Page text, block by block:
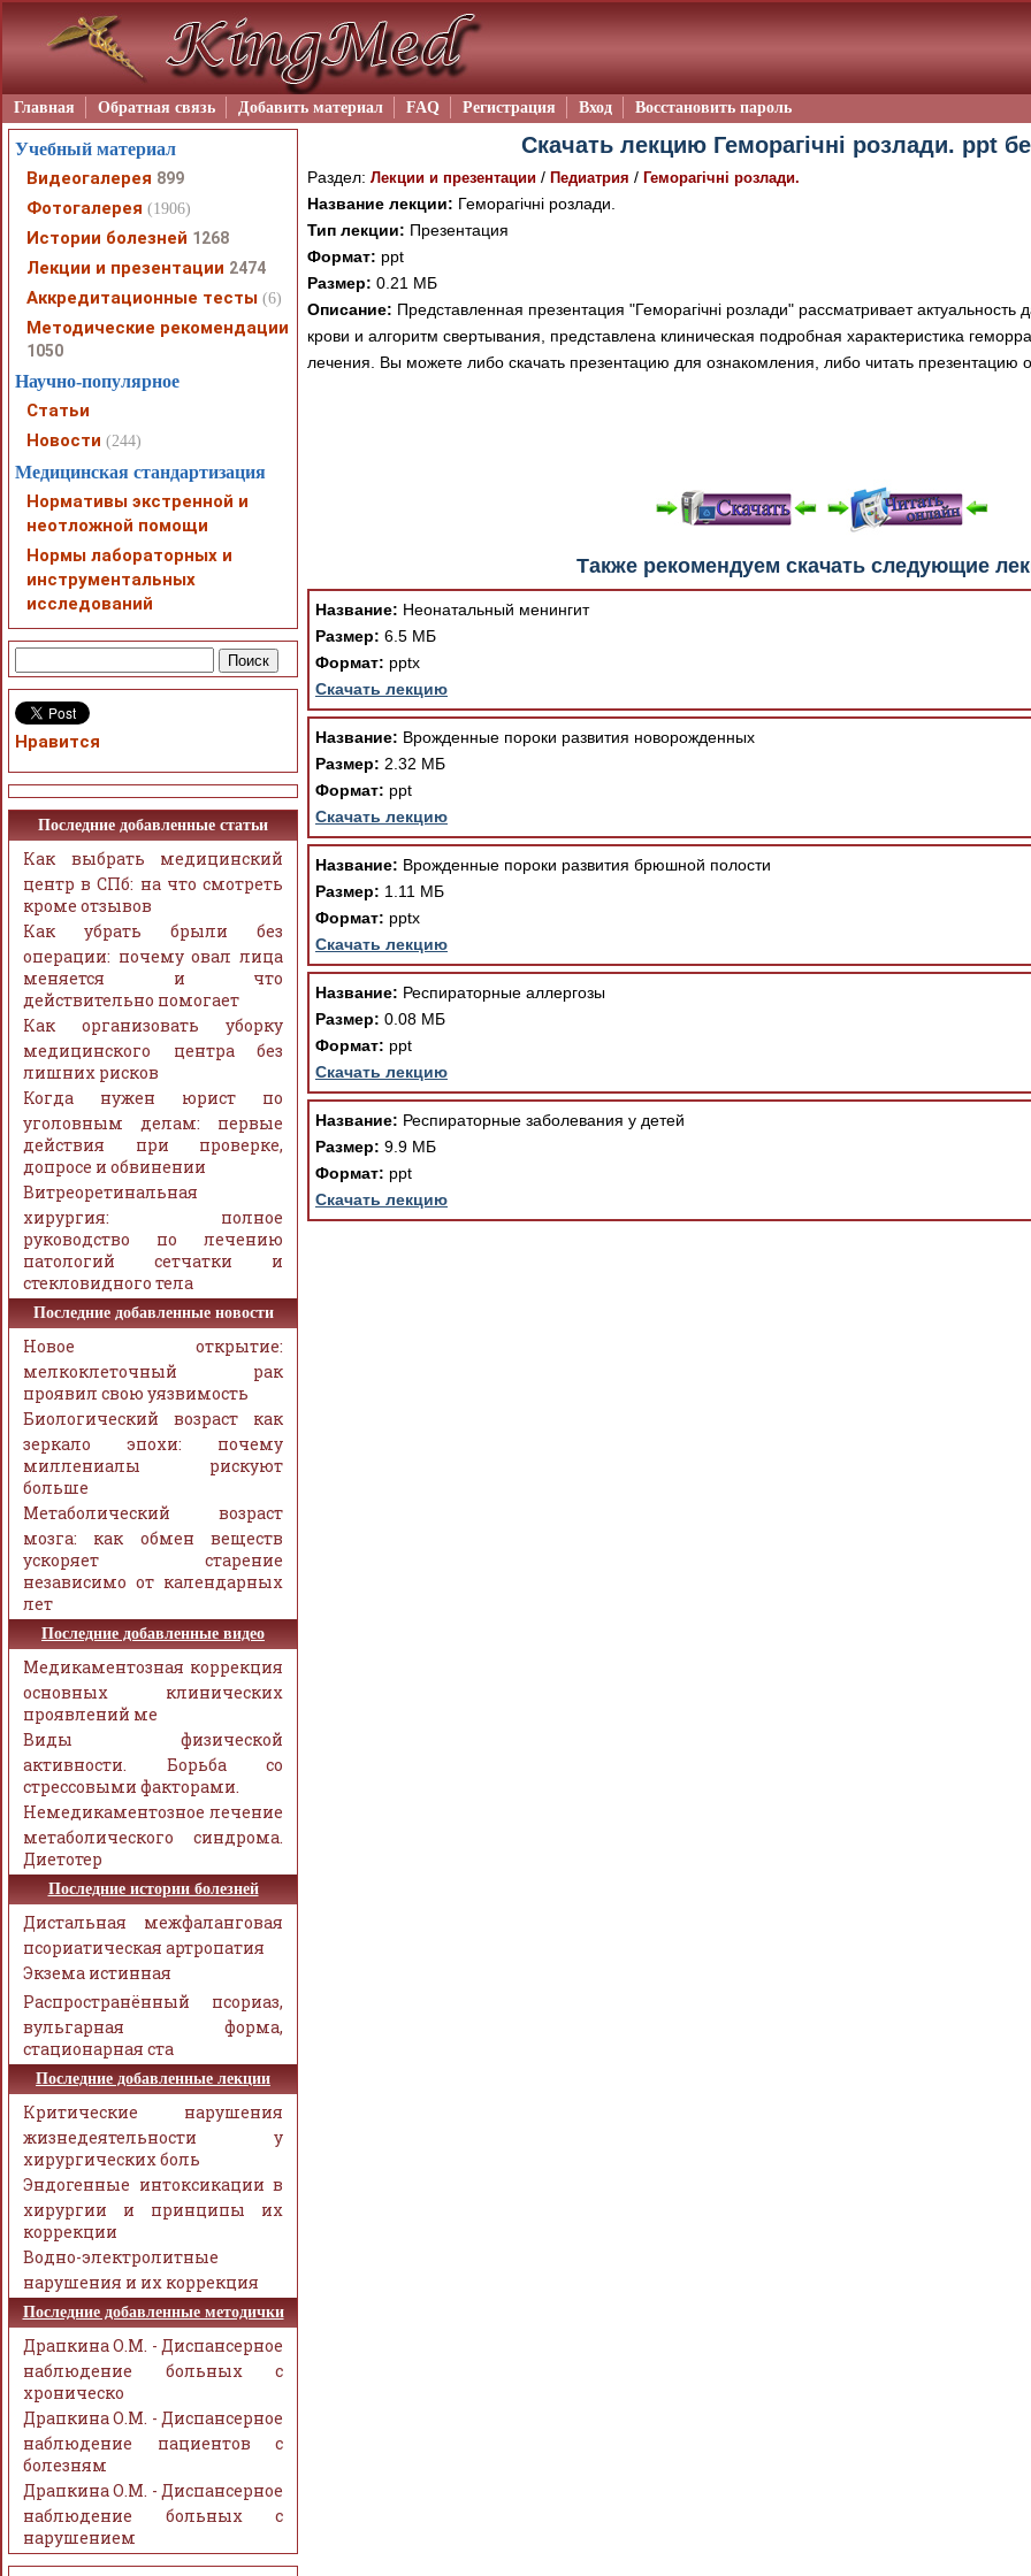
Главная Обратная связь Добавить материал FAQ Регистрация Вход Восстановить пароль
Скачать лекцию Геморагічні розлади. ppt
Раздел: Лекции и презентации / Педиатрия / Геморагічні розлади.
Название лекции: Геморагічні розлади.
Тип лекции: Презентация
Формат: ppt
Размер: 0.21 МБ
Описание: Представленная презентация "Геморагічні розлади" рассматривает
крови и алгоритм свертывания, представлена клиническая подробная характеристика
лечения. Вы можете либо скачать презентацию для ознакомления, либо читать презентацию
При просмотре в режиме "Читать онлайн" возможны различные ошибки отображения
поддержки Вашим браузером шрифтов и изменения размеров исходных шаблонов.
ошибка устраняется Вашим программным обеспечением автоматически.
Также рекомендуем скачать следующие
Название: Неонатальный менингит
Размер: 6.5 МБ
Формат: pptx
Скачать лекцию
Название: Врожденные пороки развития новорожденных
Размер: 2.32 МБ
Формат: ppt
Скачать лекцию
Название: Врожденные пороки развития брюшной полости
Размер: 1.11 МБ
Формат: pptx
Скачать лекцию
Название: Респираторные аллергозы
Размер: 0.08 МБ
Формат: ppt
Скачать лекцию
Название: Респираторные заболевания у детей
Размер: 9.9 МБ
Формат: ppt
Скачать лекцию
Учебный материал
Видеогалерея 899
Фотогалерея (1906)
Истории болезней 1268
Лекции и презентации 2474
Аккредитационные тесты (6)
Методические рекомендации
1050
Научно-популярное
Статьи
Новости (244)
Медицинская стандартизация
Нормативы экстренной и
неотложной помощи
Нормы лабораторных и
инструментальных
исследований
Нравится
Последние добавленные статьи
Как выбрать медицинский
центр в СПб: на что смотреть
кроме отзывов
Как убрать брыли без
операции: почему овал лица
меняется и что
действительно помогает
Как организовать уборку
медицинского центра без
лишних рисков
Когда нужен юрист по
уголовным делам: первые
действия при проверке,
допросе и обвинении
Витреоретинальная
хирургия: полное
руководство по лечению
патологий сетчатки и
стекловидного тела
Последние добавленные новости
Новое открытие:
мелкоклеточный рак
проявил свою уязвимость
Биологический возраст как
зеркало эпохи: почему
миллениалы рискуют
больше
Метаболический возраст
мозга: как обмен веществ
ускоряет старение
независимо от календарных
лет
Последние добавленные видео
Медикаментозная коррекция
основных клинических
проявлений ме
Виды физической
активности. Борьба со
стрессовыми факторами.
Немедикаментозное лечение
метаболического синдрома.
Диетотер
Последние истории болезней
Дистальная межфаланговая
псориатическая артропатия
Экзема истинная
Распространённый псориаз,
вульгарная форма,
стационарная ста
Последние добавленные лекции
Критические нарушения
жизнедеятельности у
хирургических боль
Эндогенные интоксикации в
хирургии и принципы их
коррекции
Водно-электролитные
нарушения и их коррекция
Последние добавленные методички
Драпкина О.М. - Диспансерное
наблюдение больных с
хроническо
Драпкина О.М. - Диспансерное
наблюдение пациентов с
болезням
Драпкина О.М. - Диспансерное
наблюдение больных с
нарушением